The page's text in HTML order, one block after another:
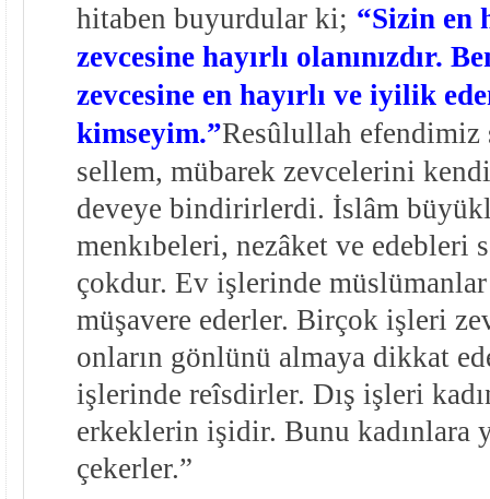
hitaben buyurdular ki; “Sizin en
zevcesine hayırlı olanınızdır.
zevcesine en hayırlı ve iyilik
kimseyim.”Resûlullah
sellem, mübarek zevcelerini
deveye bindirirlerdi. İslâm
menkıbeleri, nezâket ve edebleri
çokdur. Ev işlerinde
müşavere ederler. Birçok işleri
onların gönlünü almaya dikkat
işlerinde reîsdirler. Dış işleri
erkeklerin işidir. Bunu kadınlara
çekerler.”